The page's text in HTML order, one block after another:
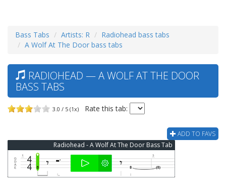
Bass Tabs Artists: R
Radiohead bass tabs
A Wolf At The Door bass tabs
RADIOHEAD — A WOLF AT THE DOOR
BASS TABS
3.0 / 5 (1x) Rate this tab:
ADD TO FAVS
Radiohead - A Wolf At The Door Bass Tab